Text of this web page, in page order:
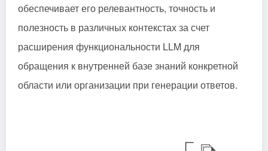
обеспечивает его релевантность, точность и
полезность в различных контекстах за счет
расширения функциональности LLM для
обращения к внутренней базе знаний конкретной
области или организации при генерации ответов.